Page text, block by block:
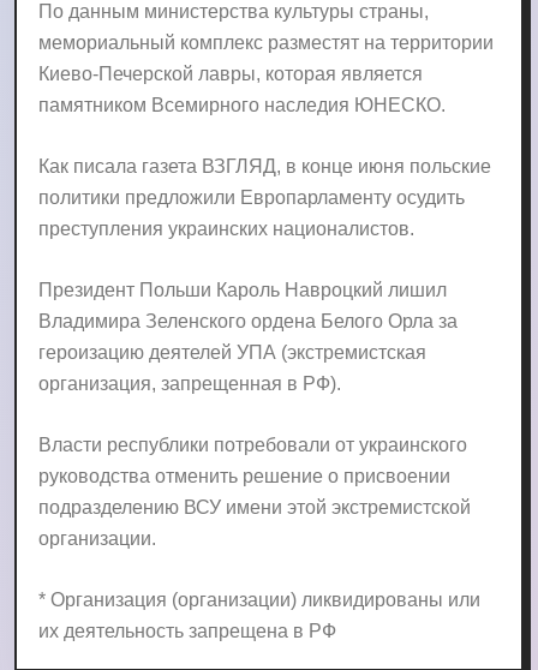
По данным министерства культуры страны,
мемориальный комплекс разместят на территории
Киево-Печерской лавры, которая является
памятником Всемирного наследия ЮНЕСКО.
Как писала газета ВЗГЛЯД, в конце июня польские
политики предложили Европарламенту осудить
преступления украинских националистов.
Президент Польши Кароль Навроцкий лишил
Владимира Зеленского ордена Белого Орла за
героизацию деятелей УПА (экстремистская
организация, запрещенная в РФ).
Власти республики потребовали от украинского
руководства отменить решение о присвоении
подразделению ВСУ имени этой экстремистской
организации.
* Организация (организации) ликвидированы или
их деятельность запрещена в РФ